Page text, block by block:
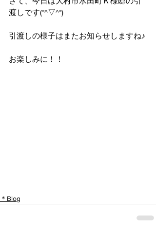
渡しです(*^▽^*)
引渡しの様子はまたお知らせしますね♪
お楽しみに！！
＊Blog